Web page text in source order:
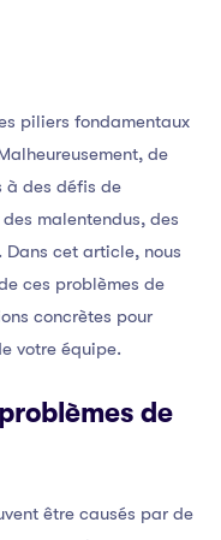
piliers fondamentaux
de
à des défis de
malentendus, des
cet article, nous
ces problèmes de
concrètes pour
votre équipe.
de
être causés par de